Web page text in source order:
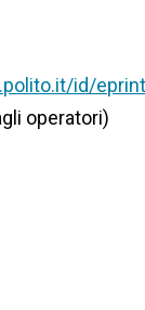
id/
operatori)